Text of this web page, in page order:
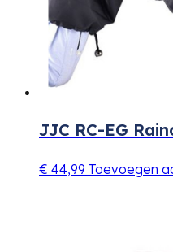
JJC RC-EG
€ 44,99 Toevoegen